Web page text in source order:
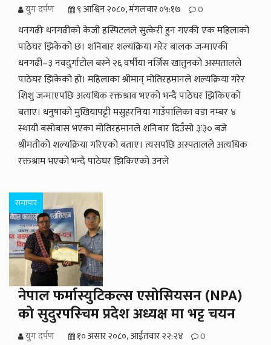
युग दर्पण ९ आश्विन २०८०, मंगलवार ०५:१७ 0
धनगढीः धनगढीको केजी हस्पिटलले सुत्केरी हुन गएकी एक महिलाको
पाठेघर झिकेको छ। शनिबार शल्यक्रिया गरेर बालक जन्माएकी
धनगढी–३ नवदुर्गाटोल बस्ने २६ वर्षीया नर्जिस खातुनको अस्पतालले
पाठेघर झिकेको हो। महिलाका श्रीमान् मोतिरहमानले शल्यक्रिया गरेर
शिशु जन्माएपछि अत्यधिक रक्तश्राव भएको भन्दै पाठेघर झिकिएको
बताए। धनुषाको मुखियापट्टी मसुहरनिया गाउँपालिका वडा नम्बर ४
स्थायी बसोबास भएका मोतिरहमानले शनिबार दिउँसो ३ः३० बजे
श्रीमतीको शल्यक्रिया गरिएको बताए। त्यसपछि अस्पतालले अत्यधिक
रक्तश्राम भएको भन्दै पाठेघर झिकिएको उनले
समाचार
नेपाल फर्मास्युटिकल्स एसोसियसन (NPA)
को सुदुरपस्चिम प्रदेश अध्यक्ष मा भट्ट चयन
युग दर्पण १० असार २०८०, आईतवार २२:२४ 0